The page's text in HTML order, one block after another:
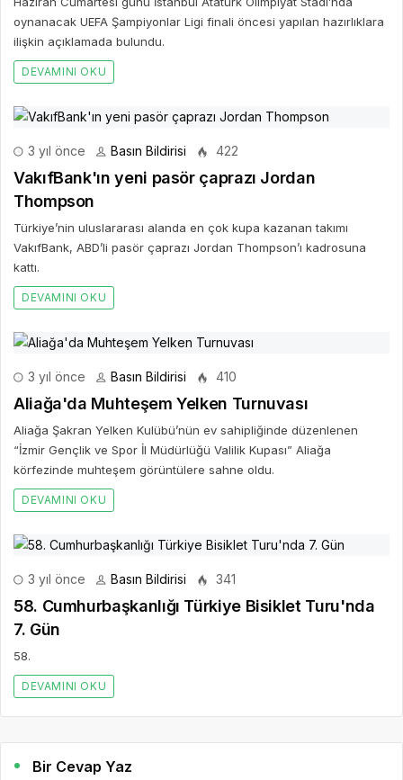
oynanacak UEFA Şampiyonlar Ligi finali öncesi yapılan hazırlıklara
ilişkin açıklamada bulundu.
DEVAMINI OKU
3 yıl önce Basın Bildirisi 422
VakıfBank'ın yeni pasör çaprazı Jordan
Thompson
Türkiye’nin uluslararası alanda en çok kupa kazanan takımı
VakıfBank, ABD’li pasör çaprazı Jordan Thompson’ı kadrosuna
kattı.
DEVAMINI OKU
3 yıl önce Basın Bildirisi 410
Aliağa'da Muhteşem Yelken Turnuvası
Aliağa Şakran Yelken Kulübü’nün ev sahipliğinde düzenlenen
“İzmir Gençlik ve Spor İl Müdürlüğü Valilik Kupası” Aliağa
körfezinde muhteşem görüntülere sahne oldu.
DEVAMINI OKU
3 yıl önce Basın Bildirisi 341
58. Cumhurbaşkanlığı Türkiye Bisiklet Turu'nda
7. Gün
58.
DEVAMINI OKU
Bir Cevap Yaz